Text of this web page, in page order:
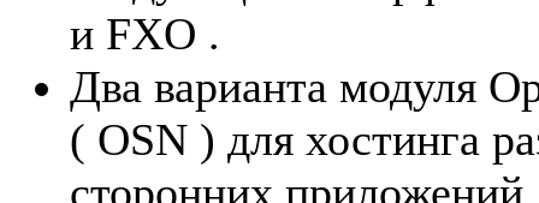
и FXO .
Два варианта модуля
( OSN ) для хостинга
сторонних